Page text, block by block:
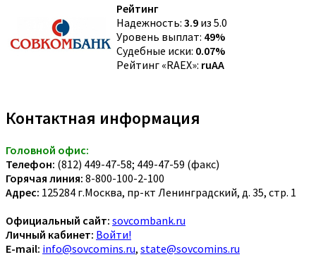
Рейтинг
Надежность: 3.9 из 5.0
Уровень выплат: 49%
Судебные иски: 0.07%
Рейтинг «RAEX»: ruAA
Контактная информация
Головной офис:
Телефон: (812) 449-47-58; 449-47-59 (факс)
Горячая линия: 8-800-100-2-100
Адрес: 125284 г.Москва, пр-кт Ленинградский, д. 35, стр. 1
Официальный сайт: sovcombank.ru
Личный кабинет: Войти!
E-mail: info@sovcomins.ru, state@sovcomins.ru